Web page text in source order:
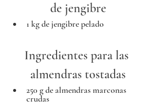
de jengibre
1 kg de jengibre pelado
Ingredientes para las
almendras tostadas
250 g de almendras marconas
crudas